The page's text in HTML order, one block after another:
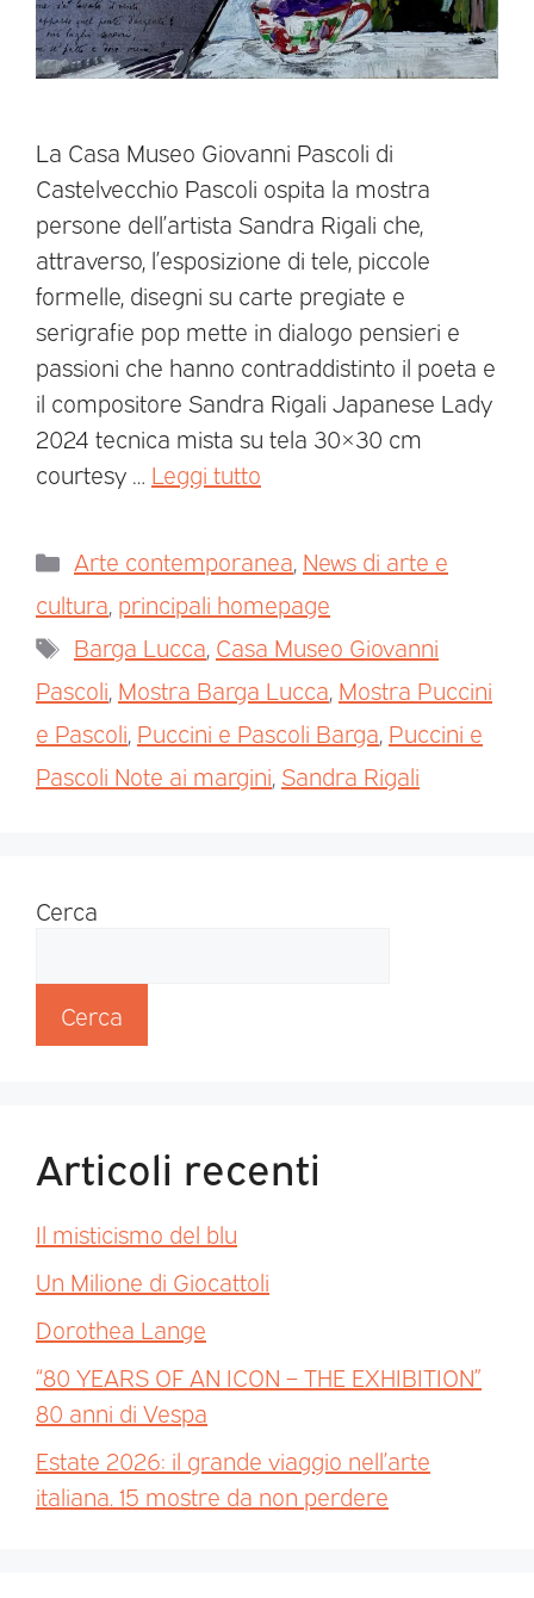
La Casa Museo Giovanni Pascoli di
Castelvecchio Pascoli ospita la mostra
persone dell’artista Sandra Rigali che,
attraverso, l’esposizione di tele, piccole
formelle, disegni su carte pregiate e
serigrafie pop mette in dialogo pensieri e
passioni che hanno contraddistinto il poeta e
il compositore Sandra Rigali Japanese Lady
2024 tecnica mista su tela 30×30 cm
courtesy … Leggi tutto
Arte contemporanea, News di arte e
cultura, principali homepage
Barga Lucca, Casa Museo Giovanni
Pascoli, Mostra Barga Lucca, Mostra Puccini
e Pascoli, Puccini e Pascoli Barga, Puccini e
Pascoli Note ai margini, Sandra Rigali
Cerca
Cerca
Articoli recenti
Il misticismo del blu
Un Milione di Giocattoli
Dorothea Lange
“80 YEARS OF AN ICON – THE EXHIBITION”
80 anni di Vespa
Estate 2026: il grande viaggio nell’arte
italiana. 15 mostre da non perdere